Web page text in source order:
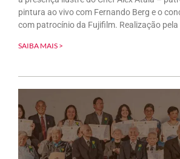
pintura ao vivo com Fernando Berg e o
com patrocínio da Fujifilm. Realização pela
SAIBA MAIS >